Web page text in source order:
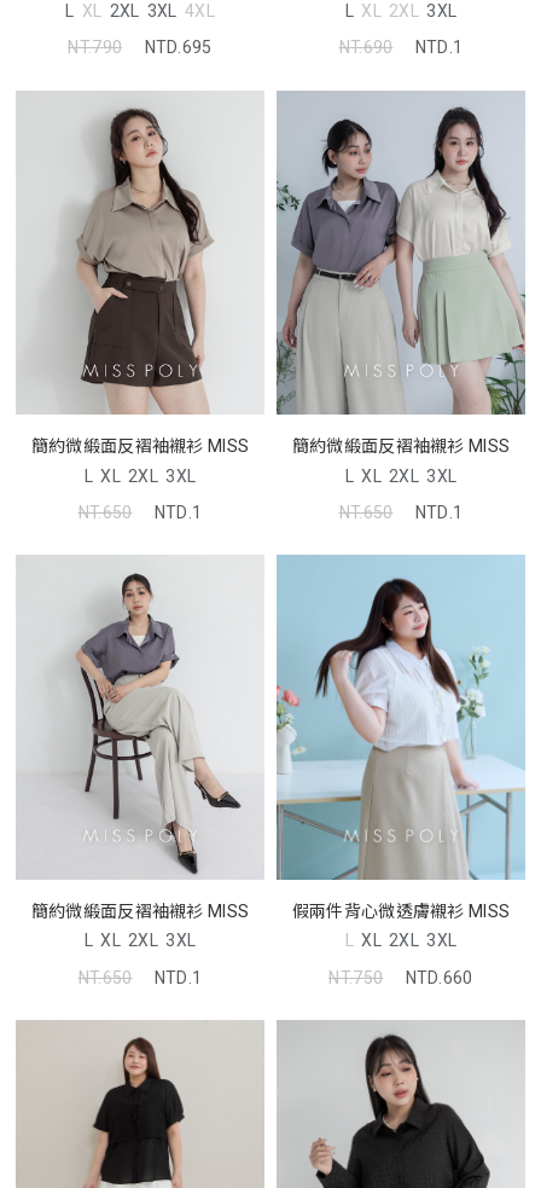
L XL 2XL 3XL 4XL
NT.790
NTD.695
L XL 2XL 3XL
NT.690
NTD.1
簡約微緞面反褶袖襯衫 MISS
L XL 2XL 3XL
NT.650
NTD.1
簡約微緞面反褶袖襯衫 MISS
L XL 2XL 3XL
NT.650
NTD.1
簡約微緞面反褶袖襯衫 MISS
L XL 2XL 3XL
NT.650
NTD.1
假兩件背心微透膚襯衫 MISS
L XL 2XL 3XL
NT.750
NTD.660